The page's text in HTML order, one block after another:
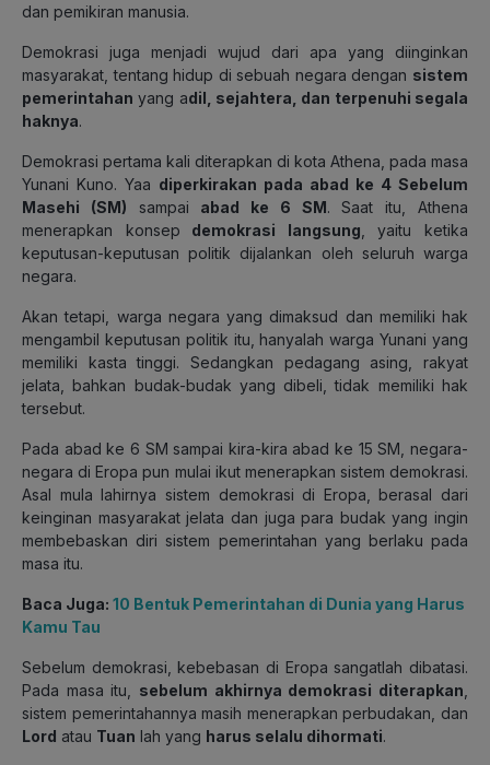
dan pemikiran manusia.
Demokrasi juga menjadi wujud dari apa yang diinginkan
masyarakat, tentang hidup di sebuah negara dengan sistem
pemerintahan yang adil, sejahtera, dan terpenuhi segala
haknya.
Demokrasi pertama kali diterapkan di kota Athena, pada masa
Yunani Kuno. Yaa diperkirakan pada abad ke 4 Sebelum
Masehi (SM) sampai abad ke 6 SM. Saat itu, Athena
menerapkan konsep demokrasi langsung , yaitu ketika
keputusan-keputusan politik dijalankan oleh seluruh warga
negara.
Akan tetapi, warga negara yang dimaksud dan memiliki hak
mengambil keputusan politik itu, hanyalah warga Yunani yang
memiliki kasta tinggi. Sedangkan pedagang asing, rakyat
jelata, bahkan budak-budak yang dibeli, tidak memiliki hak
tersebut.
Pada abad ke 6 SM sampai kira-kira abad ke 15 SM, negara-
negara di Eropa pun mulai ikut menerapkan sistem demokrasi.
Asal mula lahirnya sistem demokrasi di Eropa, berasal dari
keinginan masyarakat jelata dan juga para budak yang ingin
membebaskan diri sistem pemerintahan yang berlaku pada
masa itu.
Baca Juga: 10 Bentuk Pemerintahan di Dunia yang Harus
Kamu Tau
Sebelum demokrasi, kebebasan di Eropa sangatlah dibatasi.
Pada masa itu, sebelum akhirnya demokrasi diterapkan
sistem pemerintahannya masih menerapkan perbudakan, dan
Lord atau Tuan lah yang harus selalu dihormati.